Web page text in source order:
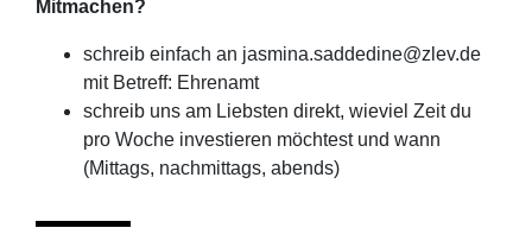
Mitmachen?
schreib einfach an jasmina.saddedine@zlev.de
mit Betreff: Ehrenamt
schreib uns am Liebsten direkt, wieviel Zeit du
pro Woche investieren möchtest und wann
(Mittags, nachmittags, abends)